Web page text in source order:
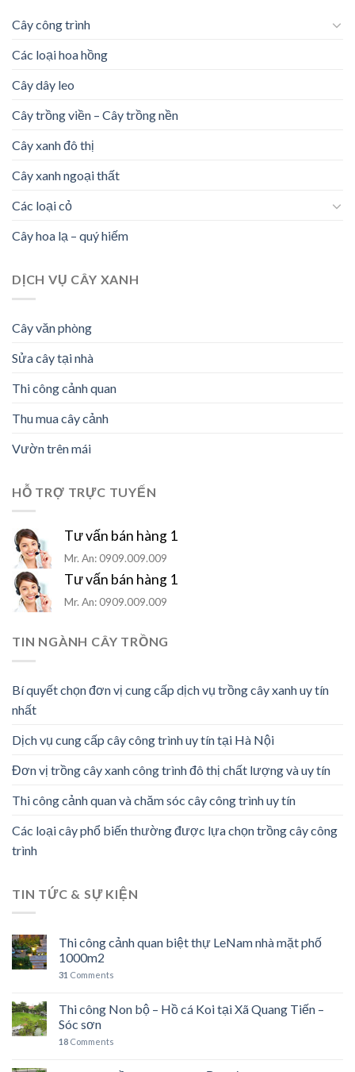
Cây công trình
Các loại hoa hồng
Cây dây leo
Cây trồng viền – Cây trồng nền
Cây xanh đô thị
Cây xanh ngoại thất
Các loại cỏ
Cây hoa lạ – quý hiếm
DỊCH VỤ CÂY XANH
Cây văn phòng
Sửa cây tại nhà
Thi công cảnh quan
Thu mua cây cảnh
Vườn trên mái
HỖ TRỢ TRỰC TUYẾN
Tư vấn bán hàng 1
Mr. An: 0909.009.009
Tư vấn bán hàng 1
Mr. An: 0909.009.009
TIN NGÀNH CÂY TRỒNG
Bí quyết chọn đơn vị cung cấp dịch vụ trồng cây xanh uy tín
nhất
Dịch vụ cung cấp cây công trình uy tín tại Hà Nội
Đơn vị trồng cây xanh công trình đô thị chất lượng và uy tín
Thi công cảnh quan và chăm sóc cây công trình uy tín
Các loại cây phổ biến thường được lựa chọn trồng cây công
trình
TIN TỨC & SỰ KIỆN
Thi công cảnh quan biệt thự LeNam nhà mặt phố
1000m2
31 Comments
Thi công Non bộ – Hồ cá Koi tại Xã Quang Tiến –
Sóc sơn
18 Comments